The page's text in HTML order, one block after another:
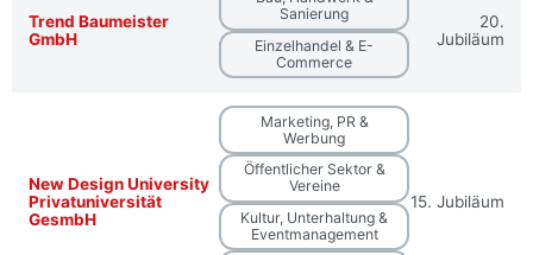
Trend Baumeister
GmbH
Sanierung
Einzelhandel & E-
Commerce
20.
Jubiläum
New Design University
Privatuniversität
GesmbH
Marketing, PR &
Werbung
Öffentlicher Sektor &
Vereine
Kultur, Unterhaltung &
Eventmanagement
15. Jubiläum